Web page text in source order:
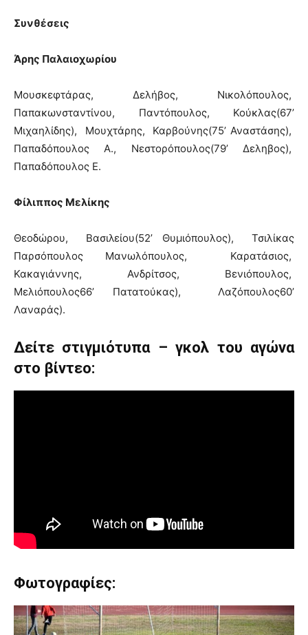
Συνθέσεις
Άρης Παλαιοχωρίου
Μουσκεφτάρας, Δελήβος, Νικολόπουλος,
Παπακωνσταντίνου, Παντόπουλος, Κούκλας(67’
Μιχαηλίδης), Μουχτάρης, Καρβούνης(75’ Αναστάσης),
Παπαδόπουλος Α., Νεστορόπουλος(79’ Δεληβος),
Παπαδόπουλος Ε.
Φίλιππος Μελίκης
Θεοδώρου, Βασιλείου(52’ Θυμιόπουλος), Τσιλίκας
Παρσόπουλος Μανωλόπουλος, Καρατάσιος,
Κακαγιάννης, Ανδρίτσος, Βενιόπουλος,
Μελιόπουλος66’ Πατατούκας), Λαζόπουλος60’
Λαναράς).
Δείτε στιγμιότυπα – γκολ του αγώνα
στο βίντεο:
Φωτογραφίες: